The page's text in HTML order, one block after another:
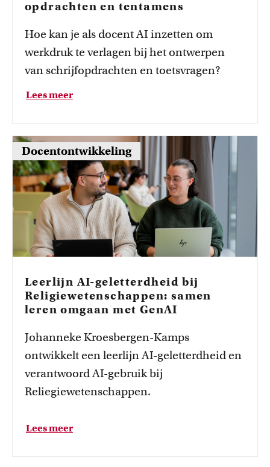
opdrachten en tentamens
Hoe kan je als docent AI inzetten om
werkdruk te verlagen bij het ontwerpen
van schrijfopdrachten en toetsvragen?
Lees meer
Docentontwikkeling
Leerlijn AI-geletterdheid bij
Religiewetenschappen: samen
leren omgaan met GenAI
Johanneke Kroesbergen-Kamps
ontwikkelt een leerlijn AI-geletterdheid en
verantwoord AI-gebruik bij
Reliegiewetenschappen.
o
o
a
e
e
Lees meer